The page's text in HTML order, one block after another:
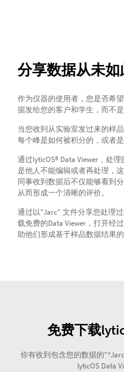
分享数据从未
作为仪器的使用者，您是否希
据发给您的客户和学生，而不
当您收到从实验室发过来的样
每个峰是如何被积分的，或者
通过lyticOS® Data Viewer，处
是他人不能编辑或者再处理，
同事收到数据后不仅能够看到
从而形成一个清晰的评价。
通过以".larc" 文件分享您处理
载免费的Data Viewer，打开经
助他们形成基于样品数据结果的
免费下载
你有收到包含您的数据的
lyticOS Data